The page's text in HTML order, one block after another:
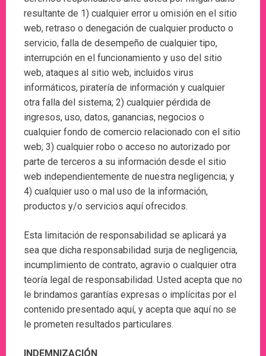
resultante de 1) cualquier error u omisión en el sitio
web, retraso o denegación de cualquier producto o
servicio, falla de desempeño de cualquier tipo,
interrupción en el funcionamiento y uso del sitio
web, ataques al sitio web, incluidos virus
informáticos, piratería de información y cualquier
otra falla del sistema; 2) cualquier pérdida de
ingresos, uso, datos, ganancias, negocios o
cualquier fondo de comercio relacionado con el sitio
web; 3) cualquier robo o acceso no autorizado por
parte de terceros a su información desde el sitio
web independientemente de nuestra negligencia; y
4) cualquier uso o mal uso de la información,
productos y/o servicios aquí ofrecidos.
Esta limitación de responsabilidad se aplicará ya
sea que dicha responsabilidad surja de negligencia,
incumplimiento de contrato, agravio o cualquier otra
teoría legal de responsabilidad. Usted acepta que no
le brindamos garantías expresas o implícitas por el
contenido presentado aquí, y acepta que aquí no se
le prometen resultados particulares.
INDEMNIZACIÓN